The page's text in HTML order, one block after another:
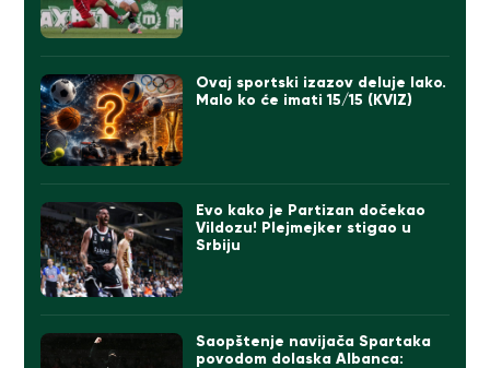
Ovaj sportski izazov deluje lako.
Malo ko će imati 15/15 (KVIZ)
Evo kako je Partizan dočekao
Vildozu! Plejmejker stigao u
Srbiju
Saopštenje navijača Spartaka
povodom dolaska Albanca: